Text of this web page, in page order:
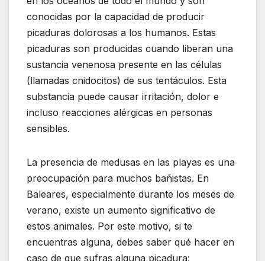
conocidas por la capacidad de producir
picaduras dolorosas a los humanos. Estas
picaduras son producidas cuando liberan una
sustancia venenosa presente en las células
(llamadas cnidocitos) de sus tentáculos. Esta
substancia puede causar irritación, dolor e
incluso reacciones alérgicas en personas
sensibles.
La presencia de medusas en las playas es una
preocupación para muchos bañistas. En
Baleares, especialmente durante los meses de
verano, existe un aumento significativo de
estos animales. Por este motivo, si te
encuentras alguna, debes saber qué hacer en
caso de que sufras alguna picadura: